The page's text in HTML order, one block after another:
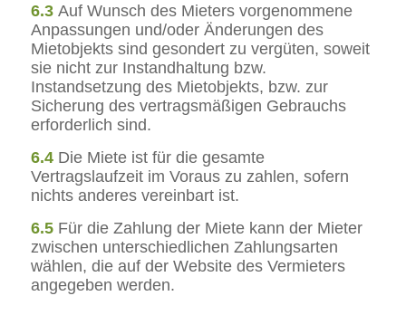
6.3 Auf Wunsch des Mieters vorgenommene
Anpassungen und/oder Änderungen des
Mietobjekts sind gesondert zu vergüten, soweit
sie nicht zur Instandhaltung bzw.
Instandsetzung des Mietobjekts, bzw. zur
Sicherung des vertragsmäßigen Gebrauchs
erforderlich sind.
6.4 Die Miete ist für die gesamte
Vertragslaufzeit im Voraus zu zahlen, sofern
nichts anderes vereinbart ist.
6.5 Für die Zahlung der Miete kann der Mieter
zwischen unterschiedlichen Zahlungsarten
wählen, die auf der Website des Vermieters
angegeben werden.